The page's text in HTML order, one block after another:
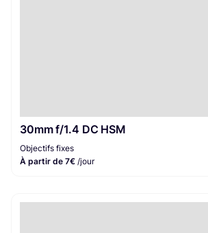
30mm f/1.4 DC HSM
Objectifs fixes
À partir de 7€ /jour